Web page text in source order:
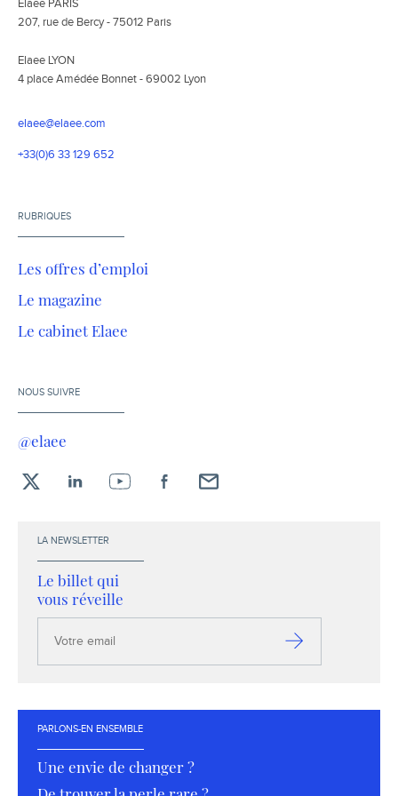
Elaee PARIS
207, rue de Bercy - 75012 Paris
Elaee LYON
4 place Amédée Bonnet - 69002 Lyon
elaee@elaee.com
+33(0)6 33 129 652
RUBRIQUES
Les offres d’emploi
Le magazine
Le cabinet Elaee
NOUS SUIVRE
@elaee
LA NEWSLETTER
Le billet qui
vous réveille
email
S’inscrire
PARLONS-EN ENSEMBLE
Une envie de changer ?